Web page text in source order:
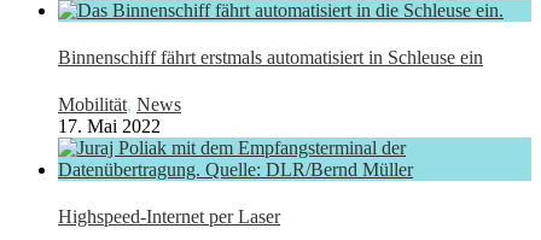
Binnenschiff fährt erstmals automatisiert in Schleuse ein
Mobilität, News
17. Mai 2022
Highspeed-Internet per Laser